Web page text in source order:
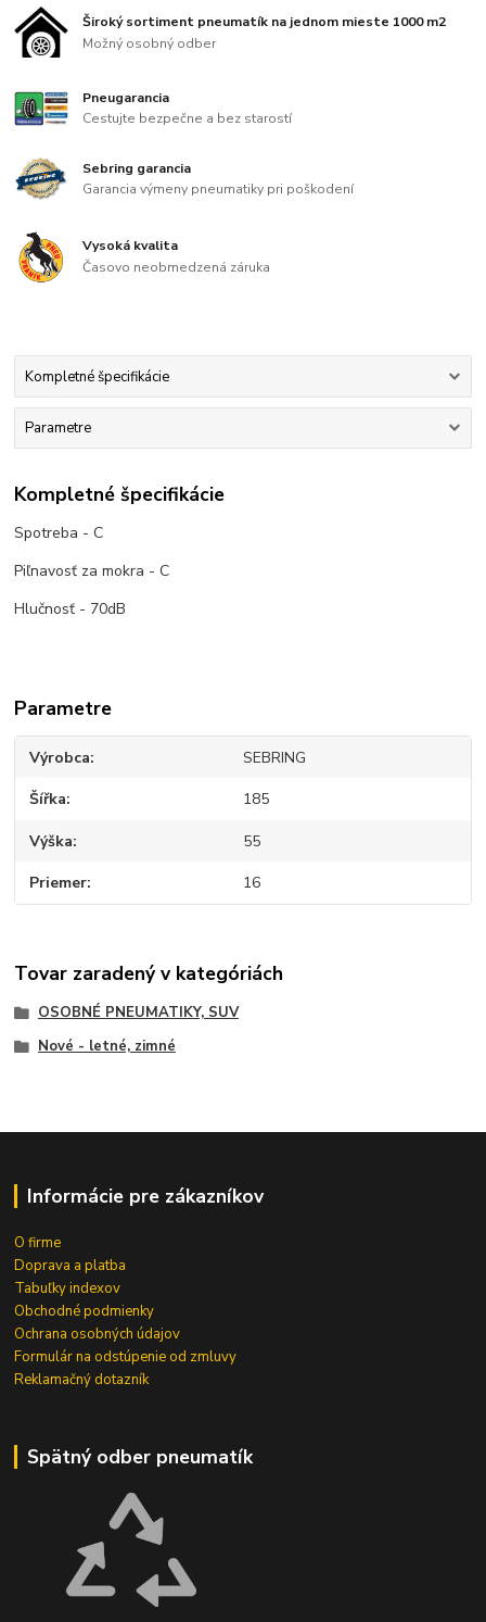
Široký sortiment pneumatík na jednom mieste 1000 m2
Možný osobný odber
Pneugarancia
Cestujte bezpečne a bez starostí
Sebring garancia
Garancia výmeny pneumatiky pri poškodení
Vysoká kvalita
Časovo neobmedzená záruka
Kompletné špecifikácie
Parametre
Kompletné špecifikácie
Spotreba - C
Piľnavosť za mokra - C
Hlučnosť - 70dB
Parametre
Výrobca SEBRING
Šířka 185
Výška 55
Priemer 16
Tovar zaradený v kategóriách
OSOBNÉ PNEUMATIKY, SUV
Nové - letné, zimné
Informácie pre zákazníkov
O firme
Doprava a platba
Tabuľky indexov
Obchodné podmienky
Ochrana osobných údajov
Formulár na odstúpenie od zmluvy
Reklamačný dotazník
Spätný odber pneumatík